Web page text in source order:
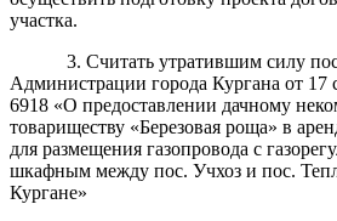
участка.
3. Считать утратившим силу
Администрации города Кургана от 17
6918 «О предоставлении дачному
товариществу «Березовая роща» в
для размещения газопровода с
шкафным между пос. Учхоз и пос.
Кургане»